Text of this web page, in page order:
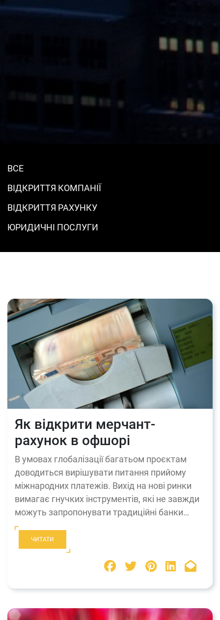
ВСЕ
ВІДКРИТТЯ КОМПАНІЇ
ВІДКРИТТЯ РАХУНКУ
ЮРИДИЧНІ ПОСЛУГИ
Як відкрити мерчант-
рахунок в офшорі
В умовах глобалізації багатьом проєктам
доводиться вирішувати питання прийому
міжнародних платежів. Вихід на нові ринки
вимагає гнучких інструментів, які не завжди
можуть запропонувати традиційні банки…
ЧИТАТИ